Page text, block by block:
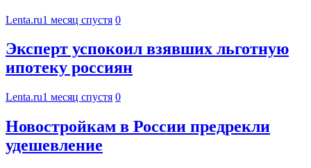
Lenta.ru1 месяц спустя 0
Эксперт успокоил взявших льготную
ипотеку россиян
Lenta.ru1 месяц спустя 0
Новостройкам в России предрекли
удешевление